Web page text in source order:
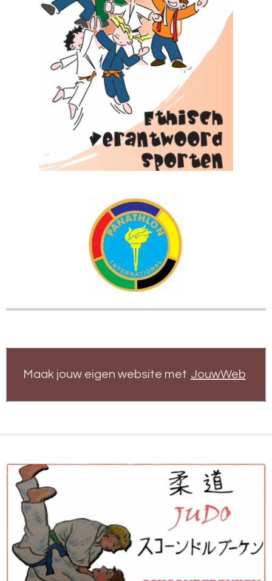
Maak jouw eigen website met JouwWeb